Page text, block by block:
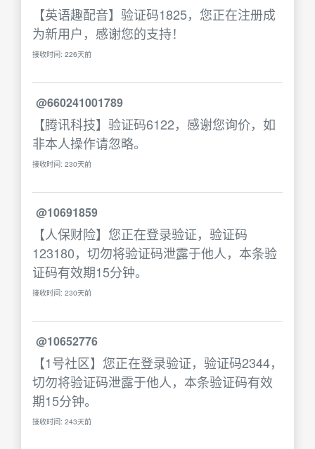
【英语趣配音】验证码1825，您正在注册成
为新用户，感谢您的支持！
接收时间: 226天前
@660241001789
【腾讯科技】验证码6122，感谢您询价，如
非本人操作请忽略。
接收时间: 230天前
@10691859
【人保财险】您正在登录验证，验证码
123180，切勿将验证码泄露于他人，本条验
证码有效期15分钟。
接收时间: 230天前
@10652776
【1号社区】您正在登录验证，验证码2344，
切勿将验证码泄露于他人，本条验证码有效
期15分钟。
接收时间: 243天前